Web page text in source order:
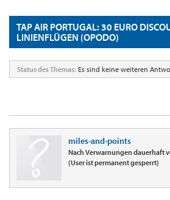
TAP AIR PORTUGAL: 30 EURO
LINIENFLÜGEN (OPODO)
Status des Themas: Es sind keine weiteren
miles-and-points
Nach Verwarnungen dauerhaft
(User ist permanent gesperrt)